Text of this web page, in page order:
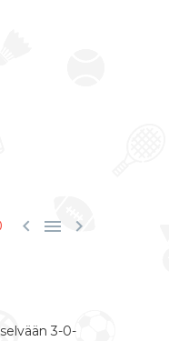
  
3-0-